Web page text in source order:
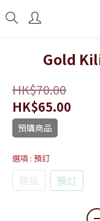
Gold
HK$70.00
HK$65.00
預購商品
選項 : 預訂
現貨 預訂